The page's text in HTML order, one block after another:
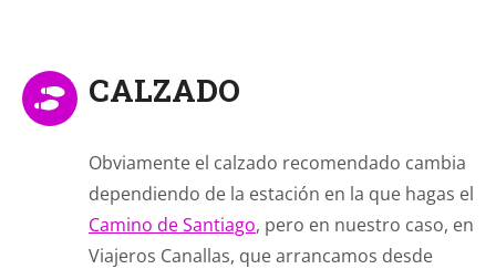
CALZADO
Obviamente el calzado recomendado cambia
dependiendo de la estación en la que hagas el
Camino de Santiago, pero en nuestro caso, en
Viajeros Canallas, que arrancamos desde